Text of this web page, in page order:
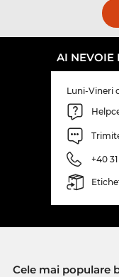
AI NEVOIE
Luni-Vineri
+40
Cele mai populare